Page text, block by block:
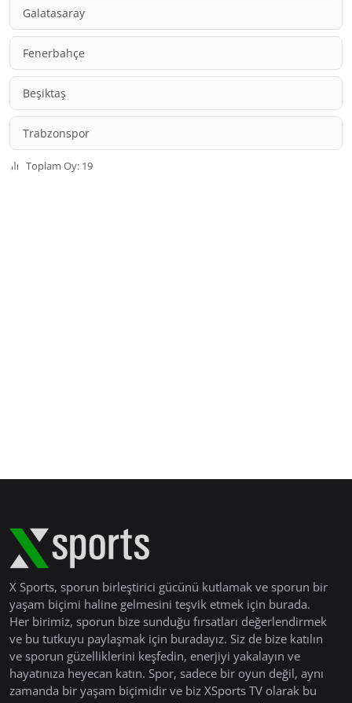
Galatasaray
Fenerbahçe
Beşiktaş
Trabzonspor
Toplam Oy: 19
X Sports, sporun birleştirici gücünü kutlamak ve sporun bir
yaşam biçimi haline gelmesini teşvik etmek için burada.
Her birimiz, sporun bize sunduğu fırsatları değerlendirmek
ve bu tutkuyu paylaşmak için buradayız. Siz de bize katılın
ve sporun güzelliklerini keşfedin, enerjiyi yakalayın ve
hayatınıza heyecan katın. Spor, sadece bir oyun değil, aynı
zamanda bir yaşam biçimidir ve biz XSports TV olarak bu